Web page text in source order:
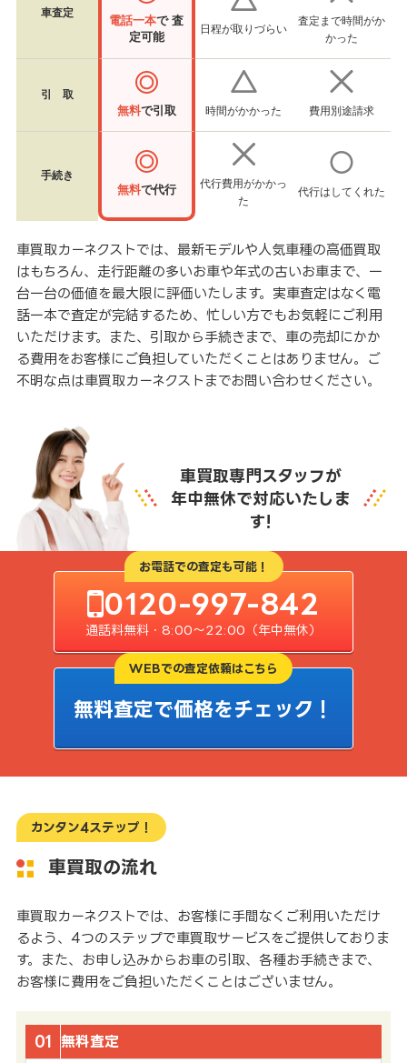
車査定
電話一本で 査
定可能
日程が取りづらい
査定まで時間がか
かった
引 取
無料で引取 時間がかかった 費用別途請求
手続き
無料で代行
代行費用がかかっ
た
代行はしてくれた
車買取カーネクストでは、最新モデルや人気車種の高価買取
はもちろん、走行距離の多いお車や年式の古いお車まで、一
台一台の価値を最大限に評価いたします。実車査定はなく電
話一本で査定が完結するため、忙しい方でもお気軽にご利用
いただけます。また、引取から手続きまで、車の売却にかか
る費用をお客様にご負担していただくことはありません。ご
不明な点は車買取カーネクストまでお問い合わせください。
車買取専門スタッフが
年中無休で対応いたしま
す!
お電話での査定も可能！
0120-997-842
通話料無料・8:00〜22:00（年中無休）
WEBでの査定依頼はこちら
無料査定で価格をチェック！
カンタン4ステップ！
車買取の流れ
車買取カーネクストでは、お客様に手間なくご利用いただけ
るよう、4つのステップで車買取サービスをご提供しておりま
す。また、お申し込みからお車の引取、各種お手続きまで、
お客様に費用をご負担いただくことはございません。
01 無料査定